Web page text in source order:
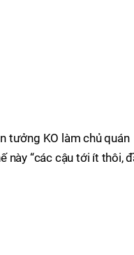
tưởng KO làm chủ quán
này “các cậu tới ít thôi,